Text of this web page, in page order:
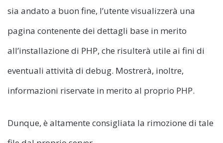
sia andato a buon fine, l’utente visualizzerà una
pagina contenente dei dettagli base in merito
all’installazione di PHP, che risulterà utile ai fini di
eventuali attività di debug. Mostrerà, inoltre,
informazioni riservate in merito al proprio PHP.
Dunque, è altamente consigliata la rimozione di tale